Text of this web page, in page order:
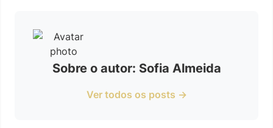
Sobre o autor: Sofia Almeida
Ver todos os posts →